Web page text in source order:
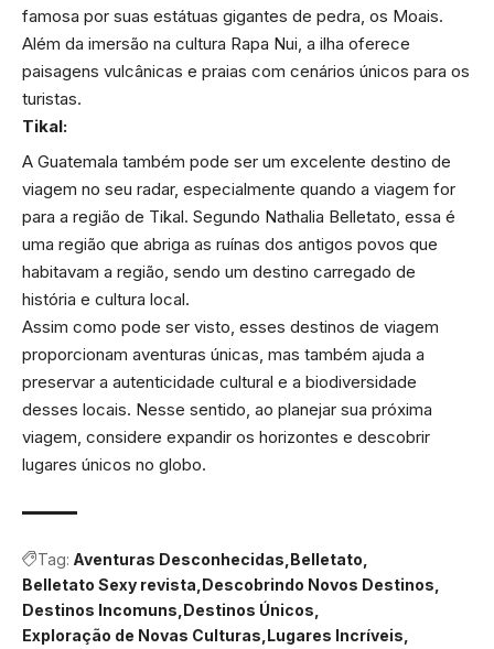
famosa por suas estátuas gigantes de pedra, os Moais.
Além da imersão na cultura Rapa Nui, a ilha oferece
paisagens vulcânicas e praias com cenários únicos para os
turistas.
Tikal:
A Guatemala também pode ser um excelente destino de
viagem no seu radar, especialmente quando a viagem for
para a região de Tikal. Segundo Nathalia Belletato, essa é
uma região que abriga as ruínas dos antigos povos que
habitavam a região, sendo um destino carregado de
história e cultura local.
Assim como pode ser visto, esses destinos de viagem
proporcionam aventuras únicas, mas também ajuda a
preservar a autenticidade cultural e a biodiversidade
desses locais. Nesse sentido, ao planejar sua próxima
viagem, considere expandir os horizontes e descobrir
lugares únicos no globo.
Tag: Aventuras Desconhecidas Belletato
Belletato Sexy revista Descobrindo Novos Destinos
Destinos Incomuns Destinos Únicos
Exploração de Novas Culturas Lugares Incríveis